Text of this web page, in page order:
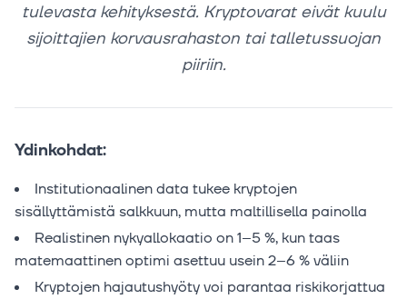
tulevasta kehityksestä. Kryptovarat eivät kuulu
sijoittajien korvausrahaston tai talletussuojan
piiriin.
Ydinkohdat:
Institutionaalinen data tukee kryptojen
sisällyttämistä salkkuun, mutta maltillisella painolla
Realistinen nykyallokaatio on 1–5 %, kun taas
matemaattinen optimi asettuu usein 2–6 % väliin
Kryptojen hajautushyöty voi parantaa riskikorjattua